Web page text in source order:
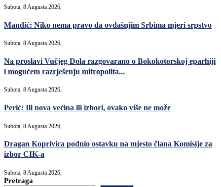
Subota, 8 Augusta 2026,
Mandić: Niko nema pravo da ovdašnjim Srbima mjeri srpstvo
Subota, 8 Augusta 2026,
Na proslavi Vučjeg Dola razgovarano o Bokokotorskoj eparhiji
i mogućem razrješenju mitropolita...
Subota, 8 Augusta 2026,
Perić: Ili nova većina ili izbori, ovako više ne može
Subota, 8 Augusta 2026,
Dragan Koprivica podnio ostavku na mjesto člana Komisije za
izbor CIK-a
Subota, 8 Augusta 2026,
Pretraga